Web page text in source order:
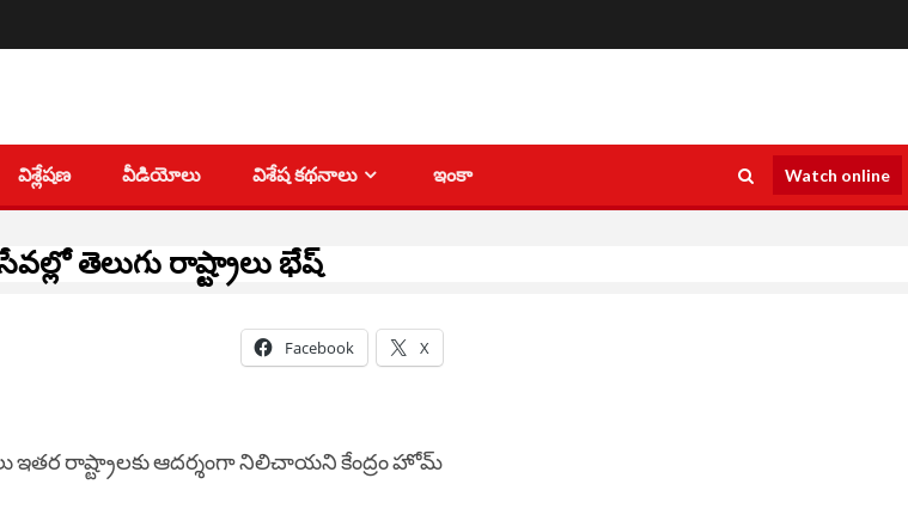
విశ్లేషణ వీడియోలు విశేష కథనాలు ఇంకా Watch online
తెలుగు రాష్ట్రాలు భేష్
Facebook X
ఇతర రాష్ట్రాలకు ఆదర్శంగా నిలిచాయని కేంద్రం హోమ్